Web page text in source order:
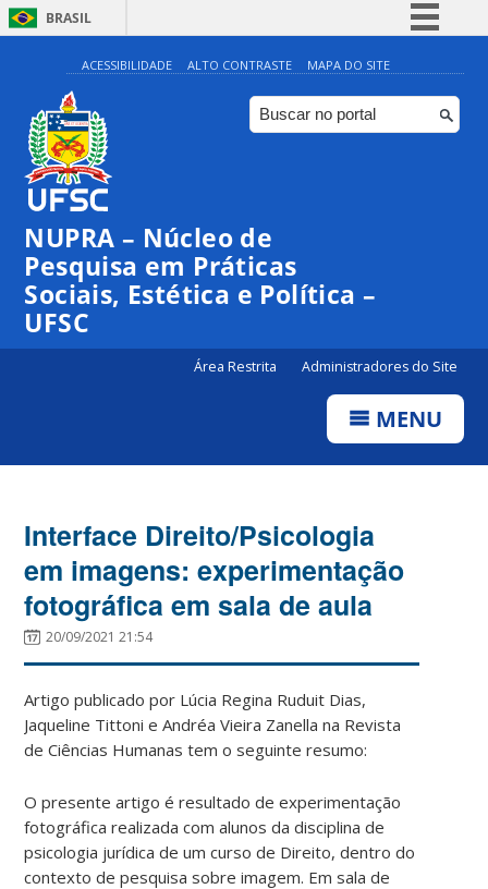
BRASIL
Simplifique!
Comunica BR
Participe
ACESSIBILIDADE ALTO CONTRASTE MAPA DO SITE
NUPRA – Núcleo de
Pesquisa em Práticas
Sociais, Estética e Política –
UFSC
Área Restrita Administradores do Site
MENU
Interface Direito/Psicologia
em imagens: experimentação
fotográfica em sala de aula
20/09/2021 21:54
Artigo publicado por Lúcia Regina Ruduit Dias,
Jaqueline Tittoni e Andréa Vieira Zanella na Revista
de Ciências Humanas tem o seguinte resumo:
O presente artigo é resultado de experimentação
fotográfica realizada com alunos da disciplina de
psicologia jurídica de um curso de Direito, dentro do
contexto de pesquisa sobre imagem. Em sala de